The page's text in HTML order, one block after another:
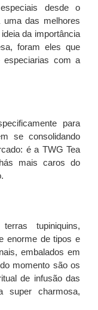
desde o
das melhores
da importância
foram eles que
com a
para
se consolidando
é a TWG Tea
mais caros do
tupiniquins,
enorme de tipos e
embalados em
momento são os
de infusão das
super charmosa,